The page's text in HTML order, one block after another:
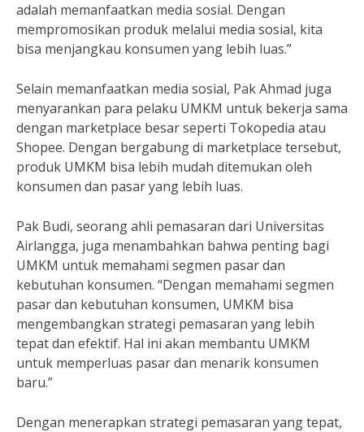
adalah memanfaatkan media sosial. Dengan
mempromosikan produk melalui media sosial, kita
bisa menjangkau konsumen yang lebih luas.”
Selain memanfaatkan media sosial, Pak Ahmad juga
menyarankan para pelaku UMKM untuk bekerja sama
dengan marketplace besar seperti Tokopedia atau
Shopee. Dengan bergabung di marketplace tersebut,
produk UMKM bisa lebih mudah ditemukan oleh
konsumen dan pasar yang lebih luas.
Pak Budi, seorang ahli pemasaran dari Universitas
Airlangga, juga menambahkan bahwa penting bagi
UMKM untuk memahami segmen pasar dan
kebutuhan konsumen. “Dengan memahami segmen
pasar dan kebutuhan konsumen, UMKM bisa
mengembangkan strategi pemasaran yang lebih
tepat dan efektif. Hal ini akan membantu UMKM
untuk memperluas pasar dan menarik konsumen
baru.”
Dengan menerapkan strategi pemasaran yang tepat,